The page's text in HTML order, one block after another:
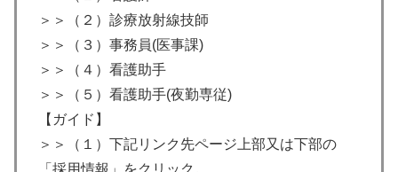
＞＞（２）診療放射線技師
＞＞（３）事務員(医事課)
＞＞（４）看護助手
＞＞（５）看護助手(夜勤専従)
【ガイド】
＞＞（１）下記リンク先ページ上部又は下部の
「採用情報」をクリック。